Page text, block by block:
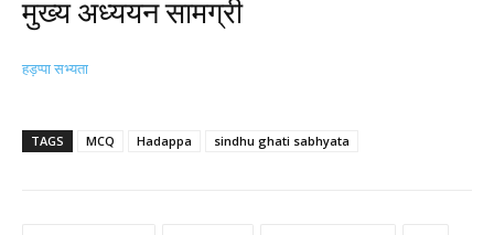
मुख्य अध्ययन सामग्री
हड़प्पा सभ्यता
TAGS MCQ Hadappa sindhu ghati sabhyata